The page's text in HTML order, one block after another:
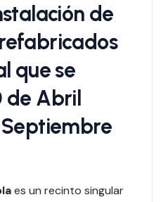
de
que se
de Abril
Septiembre
es un recinto singular